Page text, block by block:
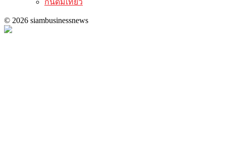
© 2026 siambusinessnews